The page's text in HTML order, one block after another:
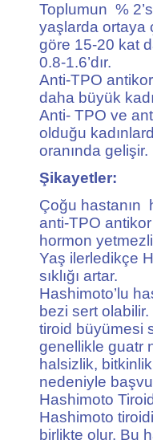
Toplumun %
yaşlarda ortaya
göre 15-20 kat
0.8-1.6’dır.
Anti-TPO
daha büyük
Anti- TPO ve
olduğu
oranında gelişir.
Şikayetler:
Çoğu hastanın
anti-TPO
hormon
Yaş ilerledikçe
sıklığı artar.
Hashimoto’lu
bezi sert
tiroid büyümesi
genellikle guatr
halsizlik,
nedeniyle
Hashimoto
Hashimoto
birlikte olur. Bu